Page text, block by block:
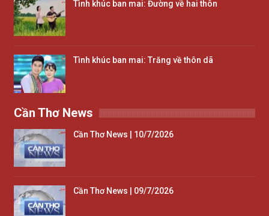
Tình khúc ban mai: Đường về hai thôn
Tình khúc ban mai: Trăng về thôn dã
Cần Thơ News
Cần Thơ News | 10/7/2026
Cần Thơ News | 09/7/2026